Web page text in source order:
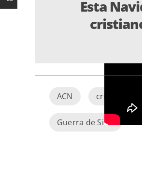
Esta
ACN crisis
Guerra de Siria